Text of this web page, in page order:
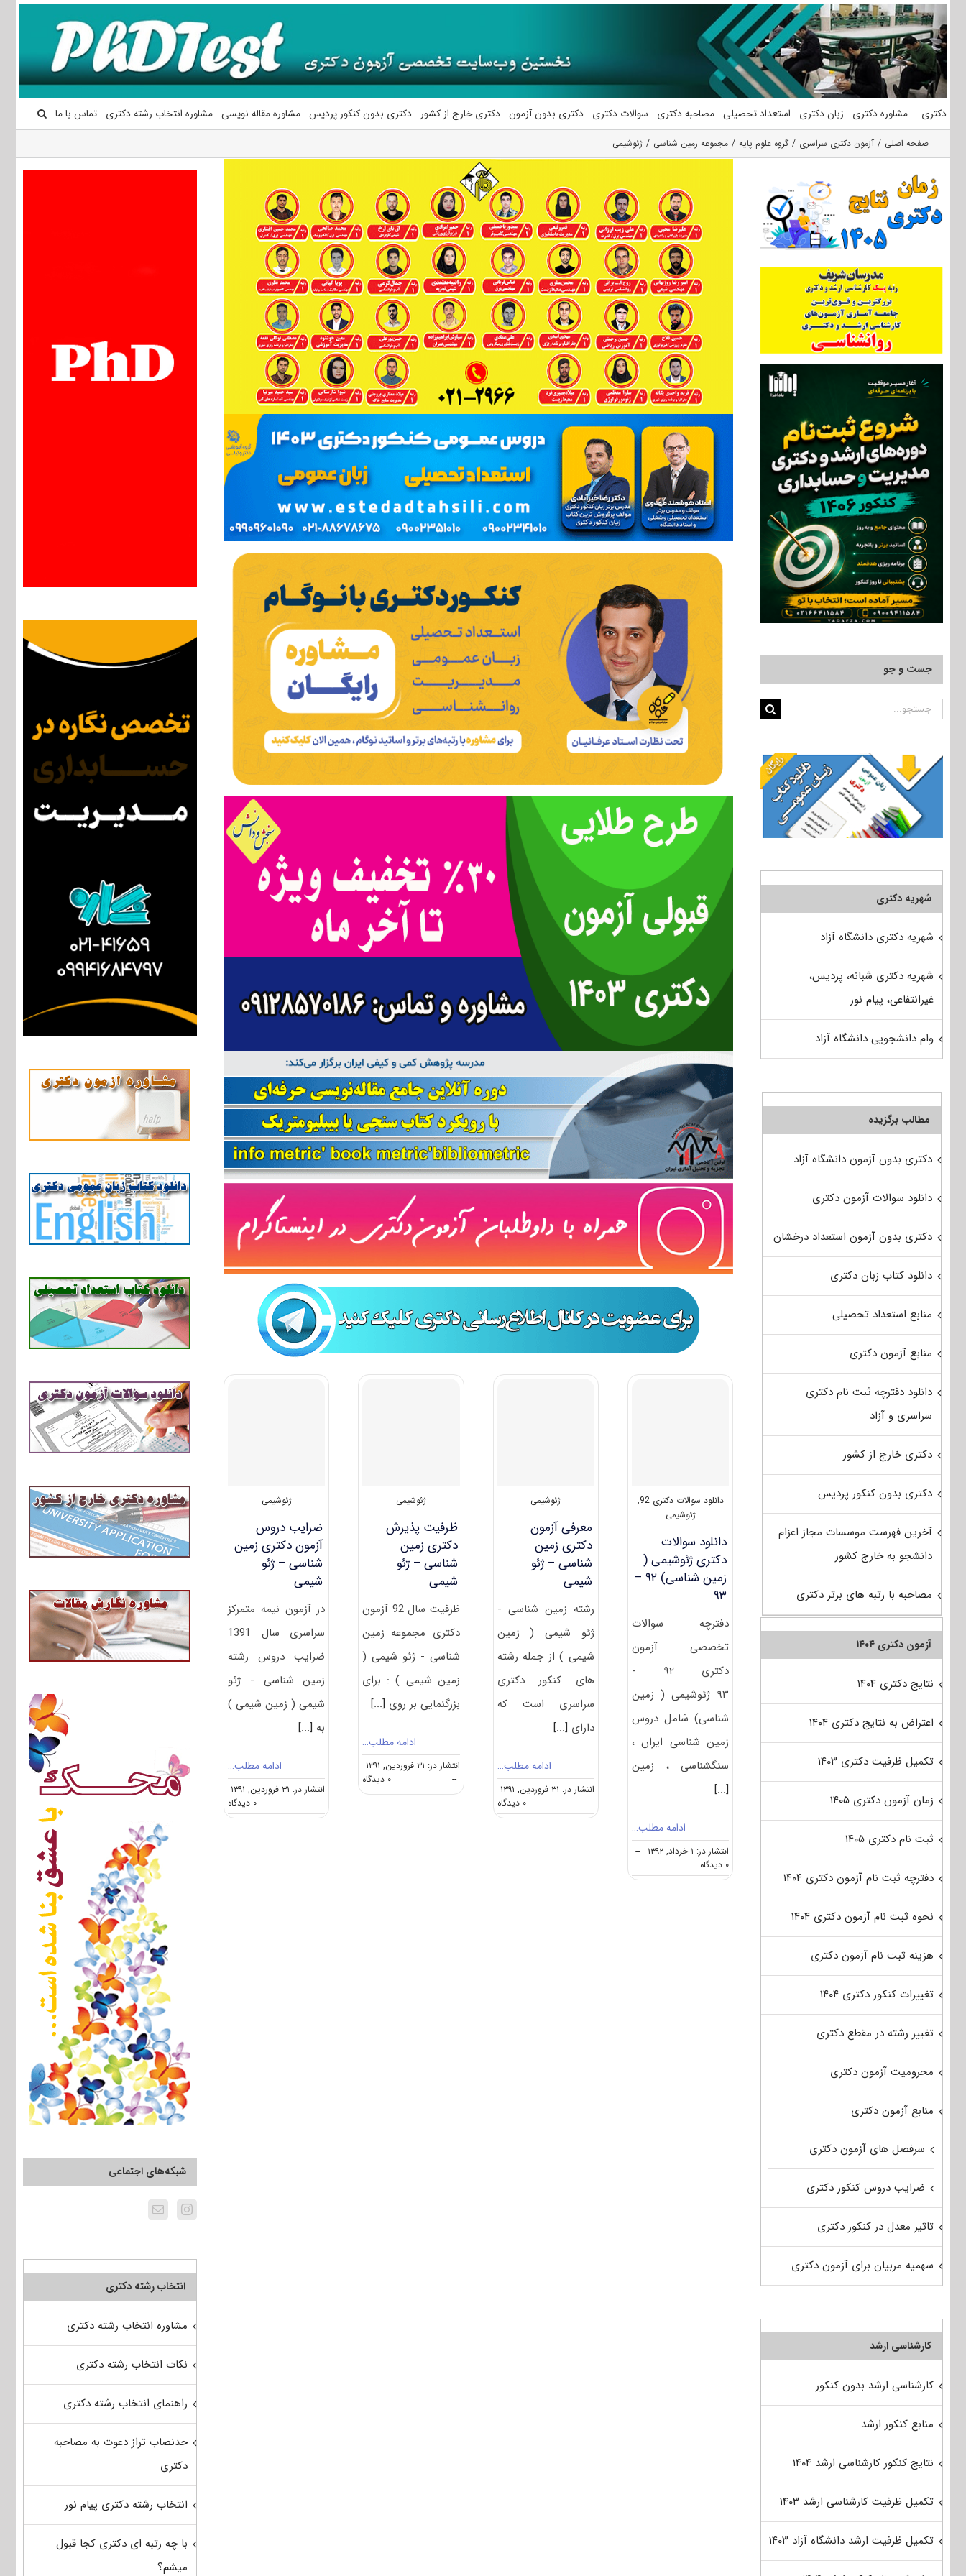
محتوا
دکتری مشاوره دکتری زبان دکتری استعداد تحصیلی مصاحبه دکتری سوالات دکتری دکتری بدون آزمون دکتری خارج از کشور دکتری بدون کنکور پردیس مشاوره مقاله نویسی مشاوره انتخاب رشته دکتری تماس با ما
صفحه اصلی آزمون دکتری سراسری گروه علوم پايه مجموعه زمین شناسی ژئوشیمی
دانلود سوالات دکتری 92
,
ژئوشیمی
دانلود سوالات
دکتری ژئوشیمی (
زمین شناسی) ۹۲ –
۹۳
دفترچه سوالات
تخصصی آزمون
دکتری ۹۲ -
۹۳ ژئوشیمی ( زمین
شناسی) شامل دروس
زمین شناسی ایران ،
سنگشناسی ، زمین
[...]
ادامه مطلب…
انتشار در: ۱ خرداد, ۱۳۹۲
--
۰ دیدگاه
on
دانلود
ژئوشیمی
معرفی آزمون
دکتری زمین
شناسی – ژئو
شیمی
رشته زمین شناسی -
ژئو شیمی ( زمین
شیمی ) از جمله رشته
های کنکور دکتری
سراسری است که
دارای [...]
ادامه مطلب…
انتشار در: ۳۱ فروردین, ۱۳۹۱
--
۰ دیدگاه
معرفی
ژئوشیمی
ظرفیت پذیرش
دکتری زمین
شناسی – ژئو
شیمی
ظرفیت سال 92 آزمون
دکتری مجموعه زمین
شناسی - ژئو شیمی (
زمین شیمی ) : برای
بزرگنمایی بر روی [...]
ادامه مطلب…
انتشار در: ۳۱ فروردین, ۱۳۹۱
--
۰ دیدگاه
on
ظرفیت
ژئوشیمی
ضرایب دروس
آزمون دکتری زمین
شناسی – ژئو
شیمی
در آزمون نیمه متمرکز
سراسری سال 1391
ضرایب دروس رشته
زمین شناسی - ژئو
شیمی ( زمین شیمی )
به [...]
ادامه مطلب…
انتشار در: ۳۱ فروردین, ۱۳۹۱
--
۰ دیدگاه
ضرایب
شبکه‌های اجتماعی
انتخاب رشته دکتری
مشاوره انتخاب رشته دکتری
نکات انتخاب رشته دکتری
راهنمای انتخاب رشته دکتری
حدنصاب تراز دعوت به مصاحبه
دکتری
انتخاب رشته دکتری پیام نور
با چه رتبه ای دکتری کجا قبول
میشم؟
جست و جو
جستجو
شهریه دکتری
شهریه دکتری دانشگاه آزاد
شهریه دکتری شبانه، پردیس،
غیرانتفاعی، پیام نور
وام دانشجویی دانشگاه آزاد
مطالب برگزیده
دکتری بدون آزمون دانشگاه آزاد
دانلود سوالات آزمون دکتری
دکتری بدون آزمون استعداد درخشان
دانلود کتاب زبان دکتری
منابع استعداد تحصیلی
منابع آزمون دکتری
دانلود دفترچه ثبت نام دکتری
سراسری و آزاد
دکتری خارج از کشور
دکتری بدون کنکور پردیس
آخرین فهرست موسسات مجاز اعزام
دانشجو به خارج کشور
مصاحبه با رتبه های برتر دکتری
آزمون دکتری ۱۴۰۴
نتایج دکتری ۱۴۰۴
اعتراض به نتایج دکتری ۱۴۰۴
تکمیل ظرفیت دکتری ۱۴۰۳
زمان آزمون دکتری ۱۴۰۵
ثبت نام دکتری ۱۴۰۵
دفترچه ثبت نام آزمون دکتری ۱۴۰۴
نحوه ثبت نام آزمون دکتری ۱۴۰۴
هزینه ثبت نام آزمون دکتری
تغییرات کنکور دکتری ۱۴۰۴
تغییر رشته در مقطع دکتری
محرومیت آزمون دکتری
منابع آزمون دکتری
سرفصل های آزمون دکتری
ضرایب دروس کنکور دکتری
تاثیر معدل در کنکور دکتری
سهمیه مربیان برای آزمون دکتری
کارشناسی ارشد
کارشناسی ارشد بدون کنکور
منابع کنکور ارشد
نتایج کنکور کارشناسی ارشد ۱۴۰۴
تکمیل ظرفیت کارشناسی ارشد ۱۴۰۳
تکمیل ظرفیت ارشد دانشگاه آزاد ۱۴۰۳